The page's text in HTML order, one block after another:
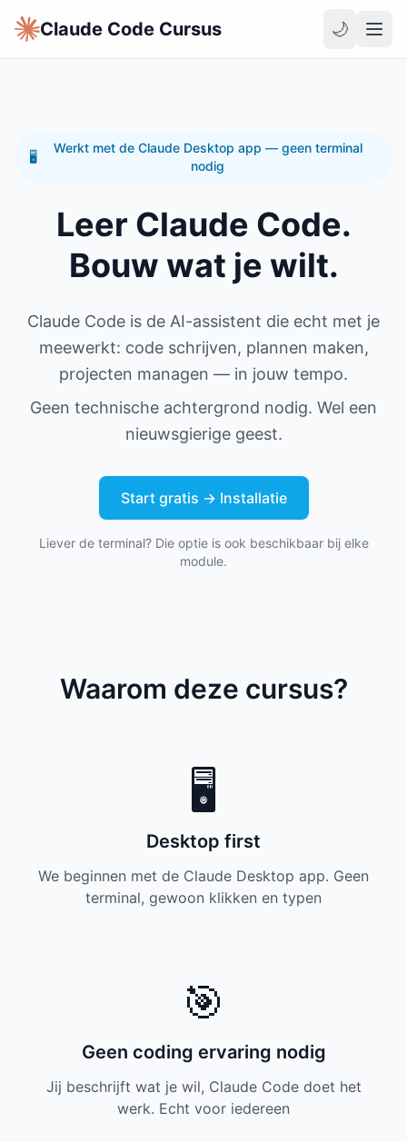
Claude Code Cursus 🌙
🖥️
Werkt met de Claude Desktop app — geen terminal
nodig
Leer Claude Code.
Bouw wat je wilt.
Claude Code is de AI-assistent die echt met je
meewerkt: code schrijven, plannen maken,
projecten managen — in jouw tempo.
Geen technische achtergrond nodig. Wel een
nieuwsgierige geest.
Start gratis → Installatie
Liever de terminal? Die optie is ook beschikbaar bij elke
module.
Waarom deze cursus?
🖥️
Desktop first
We beginnen met de Claude Desktop app. Geen
terminal, gewoon klikken en typen
🎯
Geen coding ervaring nodig
Jij beschrijft wat je wil, Claude Code doet het
werk. Echt voor iedereen